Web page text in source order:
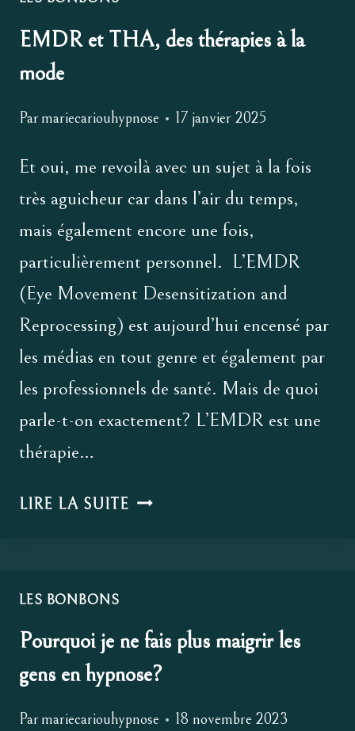
EMDR et THA, des thérapies à la
mode
Parmariecariouhypnose 17 janvier 2025
Et oui, me revoilà avec un sujet à la fois
très aguicheur car dans l’air du temps,
mais également encore une fois,
particulièrement personnel. L’EMDR
(Eye Movement Desensitization and
Reprocessing) est aujourd’hui encensé par
les médias en tout genre et également par
les professionnels de santé. Mais de quoi
parle-t-on exactement? L’EMDR est une
thérapie…
LIRE LA SUITE EMDR
LA
MODE
LES BONBONS
Pourquoi je ne fais plus maigrir les
gens en hypnose?
Parmariecariouhypnose 18 novembre 2023